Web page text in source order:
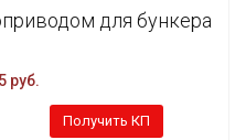
для бункера
руб.
Получить КП